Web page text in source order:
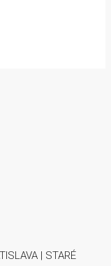
| STARÉ